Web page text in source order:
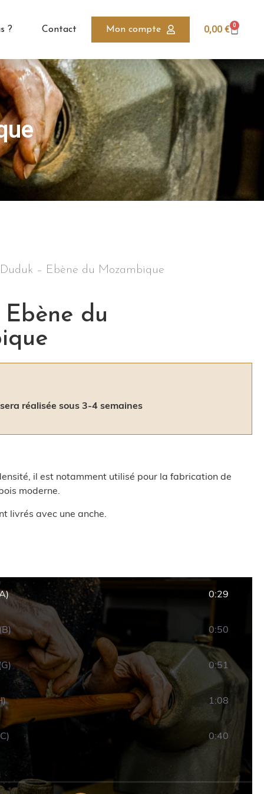
? Contact Mon compte 0,00 € 0
– Ebène du Mozambique
du
réalisée sous 3-4 semaines
il est notamment utilisé pour la fabrication de
moderne.
livrés avec une anche.
0:29
0:50
0:51
1:08
0:40